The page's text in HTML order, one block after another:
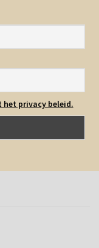
het privacy beleid.